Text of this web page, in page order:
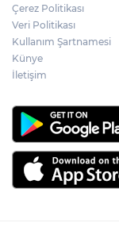
Çerez Politikası
Veri Politikası
Kullanım Şartnamesi
Künye
İletişim